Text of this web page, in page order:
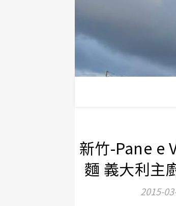
新竹-Pane e
麵 義大利主
2015-